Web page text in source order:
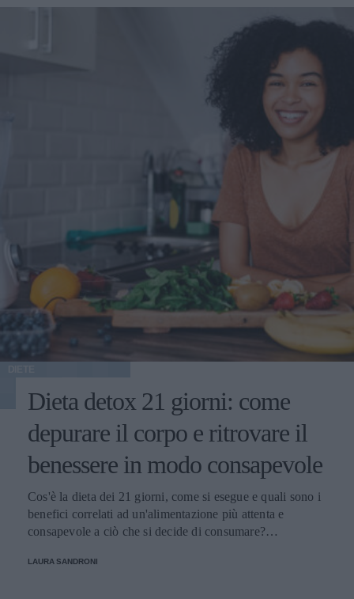
Dieta detox 21 giorni: come
depurare il corpo e ritrovare il
benessere in modo consapevole
Cos'è la dieta dei 21 giorni, come si esegue e quali sono i
benefici correlati ad un'alimentazione più attenta e
consapevole a ciò che si decide di consumare?
LAURA SANDRONI